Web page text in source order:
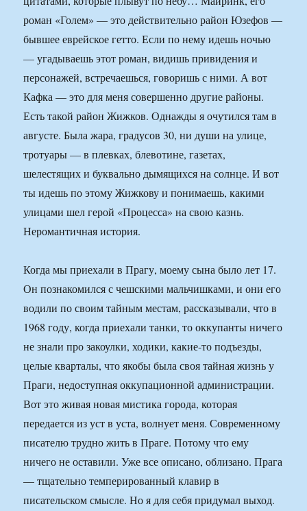
роман «Голем» — это действительно район Юзефов —
бывшее еврейское гетто. Если по нему идешь ночью
— угадываешь этот роман, видишь привидения и
персонажей, встречаешься, говоришь с ними. А вот
Кафка — это для меня совершенно другие районы.
Есть такой район Жижков. Однажды я очутился там в
августе. Была жара, градусов 30, ни души на улице,
тротуары — в плевках, блевотине, газетах,
шелестящих и буквально дымящихся на солнце. И вот
ты идешь по этому Жижкову и понимаешь, какими
улицами шел герой «Процесса» на свою казнь.
Неромантичная история.
Когда мы приехали в Прагу, моему сына было лет 17.
Он познакомился с чешскими мальчишками, и они его
водили по своим тайным местам, рассказывали, что в
1968 году, когда приехали танки, то оккупанты ничего
не знали про закоулки, ходики, какие-то подъезды,
целые кварталы, что якобы была своя тайная жизнь у
Праги, недоступная оккупационной администрации.
Вот это живая новая мистика города, которая
передается из уст в уста, волнует меня. Современному
писателю трудно жить в Праге. Потому что ему
ничего не оставили. Уже все описано, облизано. Прага
— тщательно темперированный клавир в
писательском смысле. Но я для себя придумал выход.